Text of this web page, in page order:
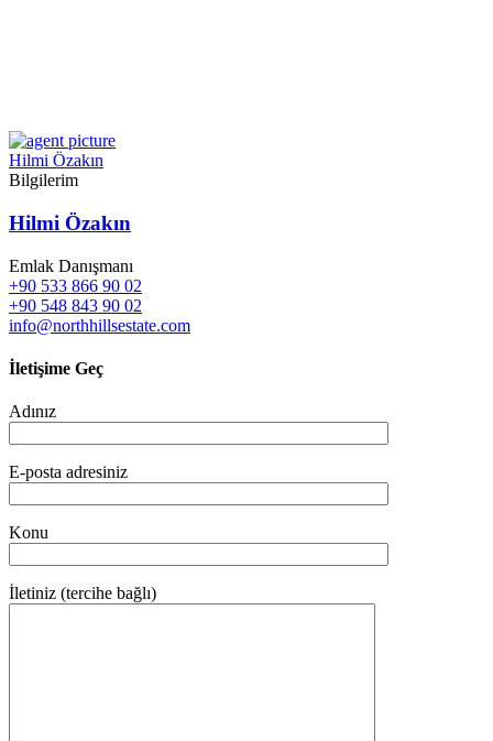
Hilmi Özakın
Bilgilerim
Hilmi Özakın
Emlak Danışmanı
+90 533 866 90 02
+90 548 843 90 02
info@northhillsestate.com
İletişime Geç
Adınız
E-posta adresiniz
Konu
İletiniz (tercihe bağlı)